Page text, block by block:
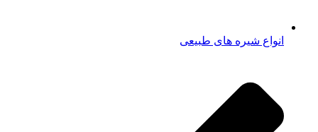
انواع شیره های طبیعی